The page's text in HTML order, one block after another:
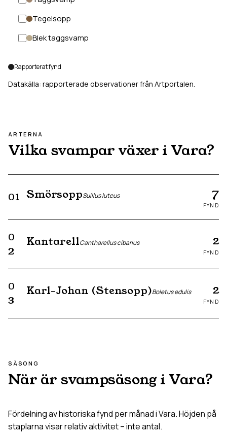
Tegelsopp
Blek taggsvamp
Rapporterat fynd
Datakälla: rapporterade observationer från Artportalen.
ARTERNA
Vilka svampar växer i Vara?
01 SmörsoppSuillus luteus 7
FYND
0
2
KantarellCantharellus cibarius 2
FYND
0
3
Karl-Johan (Stensopp)Boletus edulis 2
FYND
SÄSONG
När är svampsäsong i Vara?
Fördelning av historiska fynd per månad iVara. Höjden på
staplarna visar relativ aktivitet – inte antal.